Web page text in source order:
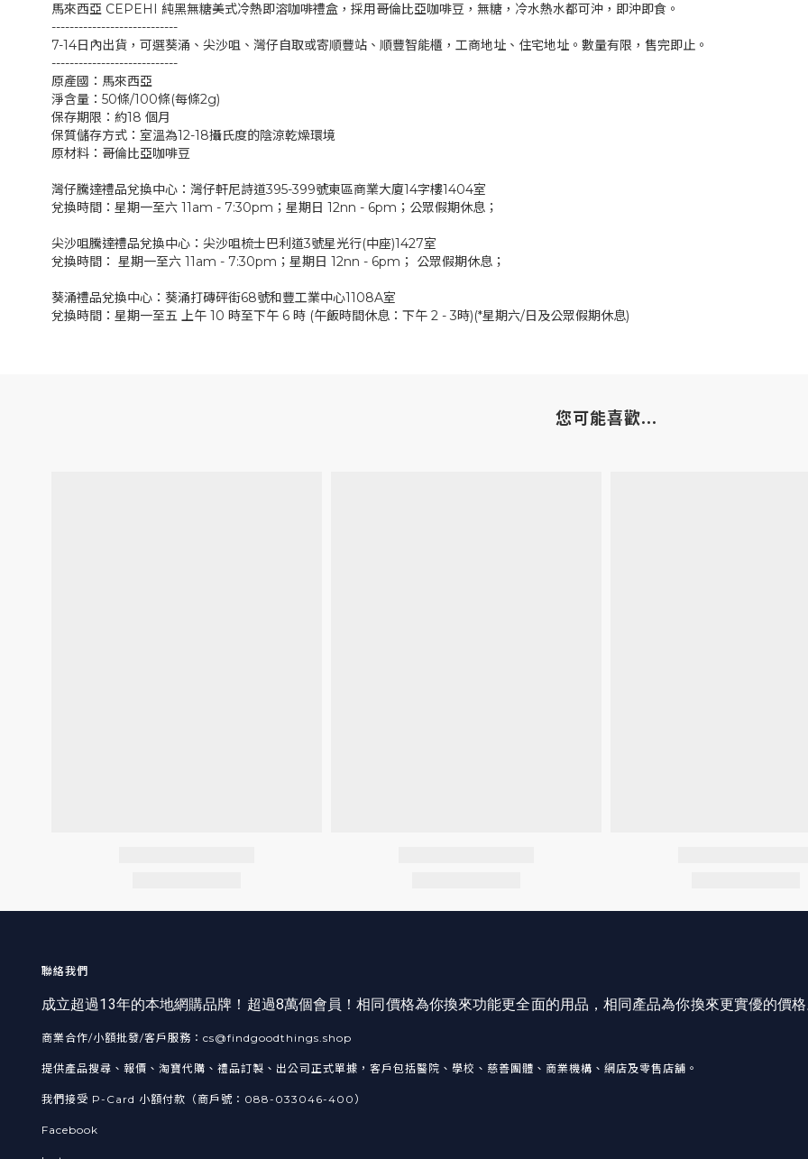
馬來西亞 CEPEHI 純黑無糖美式冷熱即溶咖啡禮盒，採用哥倫比亞咖啡豆，無糖，冷水熱水都可沖，即沖即食。
----------------------------
7-14日內出貨，可選葵涌、尖沙咀、灣仔自取或寄順豐站、順豐智能櫃，工商地址、住宅地址。數量有限，售完即止。
----------------------------
原產國：馬來西亞
淨含量：50條/100條(每條2g)
保存期限：約18 個月
保質儲存方式：室溫為12-18攝氏度的陰涼乾燥環境
原材料：哥倫比亞咖啡豆
灣仔騰達禮品兌換中心：灣仔軒尼詩道395-399號東區商業大廈14字樓1404室
兌換時間：星期一至六 11am - 7:30pm；星期日 12nn - 6pm；公眾假期休息；
尖沙咀騰達禮品兌換中心：尖沙咀梳士巴利道3號星光行(中座)1427室
兌換時間： 星期一至六 11am - 7:30pm；星期日 12nn - 6pm； 公眾假期休息；
葵涌禮品兌換中心：葵涌打磚砰街68號和豐工業中心1108A室
兌換時間：星期一至五 上午 10 時至下午 6 時 (午飯時間休息：下午 2 - 3時)(*星期六/日及公眾假期休息)
您可能喜歡...
聯絡我們
成立超過13年的本地網購品牌！超過8萬個會員！相同價格為你換來功能更全面的用品，相同產品為你換來更實優的價
商業合作/小額批發/客戶服務：cs@findgoodthings.shop
提供產品搜尋、報價、淘寶代購、禮品訂製、出公司正式單據，客戶包括醫院、學校、慈善團體、商業機構、網店及零售店舖。
我們接受 P-Card 小額付款（商戶號：088-033046-400）
Facebook